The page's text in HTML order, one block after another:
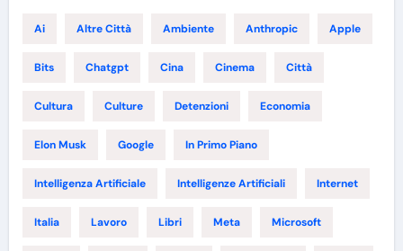
Ai Altre Città Ambiente Anthropic Apple
Bits Chatgpt Cina Cinema Città
Cultura Culture Detenzioni Economia
Elon Musk Google In Primo Piano
Intelligenza Artificiale Intelligenze Artificiali Internet
Italia Lavoro Libri Meta Microsoft